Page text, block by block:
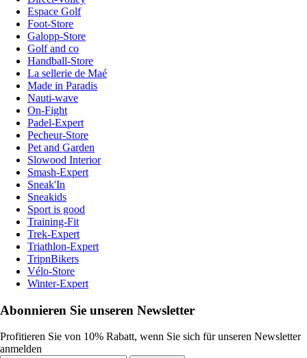
Espace Golf
Foot-Store
Galopp-Store
Golf and co
Handball-Store
La sellerie de Maé
Made in Paradis
Nauti-wave
On-Fight
Padel-Expert
Pecheur-Store
Pet and Garden
Slowood Interior
Smash-Expert
Sneak'In
Sneakids
Sport is good
Training-Fit
Trek-Expert
Triathlon-Expert
TripnBikers
Vélo-Store
Winter-Expert
Abonnieren Sie unseren Newsletter
Profitieren Sie von 10% Rabatt, wenn Sie sich für unseren Newsletter
anmelden